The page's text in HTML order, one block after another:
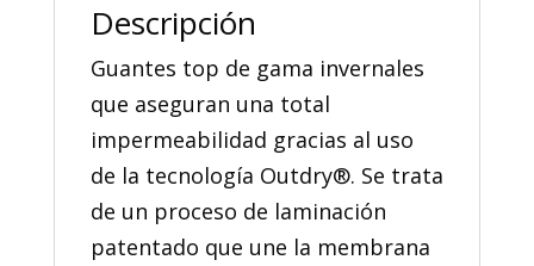
Descripción
Guantes top de gama invernales
que aseguran una total
impermeabilidad gracias al uso
de la tecnología Outdry®. Se trata
de un proceso de laminación
patentado que une la membrana